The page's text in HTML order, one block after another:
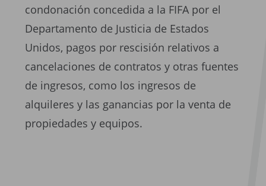
condonación concedida a la FIFA por el
Departamento de Justicia de Estados
Unidos, pagos por rescisión relativos a
cancelaciones de contratos y otras fuentes
de ingresos, como los ingresos de
alquileres y las ganancias por la venta de
propiedades y equipos.